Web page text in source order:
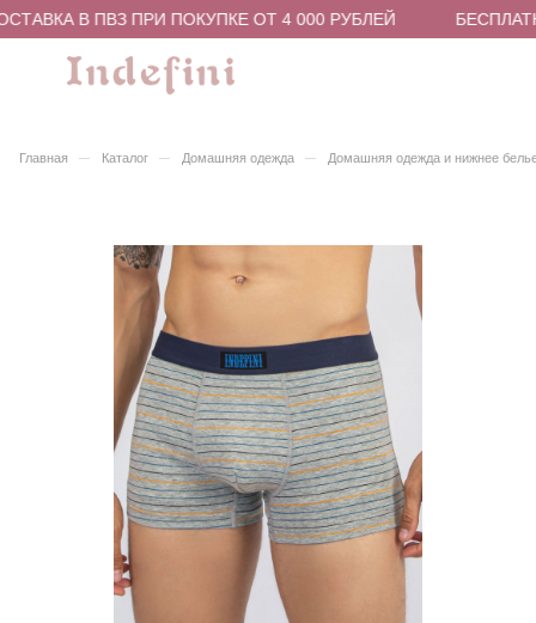
В ПВЗ ПРИ ПОКУПКЕ ОТ 4 000 РУБЛЕЙ
Главная – Каталог – Домашняя одежда – Домашняя одежда и нижнее